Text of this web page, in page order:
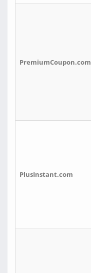
PremiumCoupon.com
PlusInstant.com